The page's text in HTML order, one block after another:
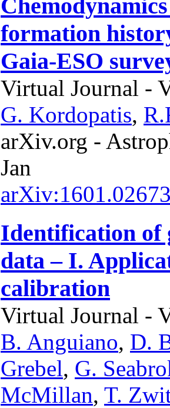
formation
Gaia-ESO
Virtual Journal -
G. Kordopatis,
arXiv.org -
Jan
Identification of
data – I.
calibration
Virtual Journal -
B. Anguiano, D.
Grebel, G.
McMillan, T.